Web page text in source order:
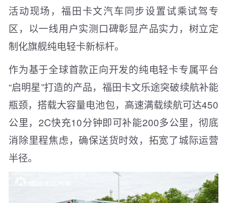
活动现场，福田卡文汽车同步设置试乘试驾专
区，以一线用户实测口碑彰显产品实力，树立定
制化旗舰纯电轻卡新标杆。
作为基于全球首款正向开发的纯电轻卡专属平台
“启明星”打造的产品，福田卡文乐途突破续航补能
瓶颈，搭载大容量电池包，高速满载续航可达450
公里，2C快充10分钟即可补能200多公里，彻底
消除里程焦虑，确保送货时效，拓宽了城际运营
半径。